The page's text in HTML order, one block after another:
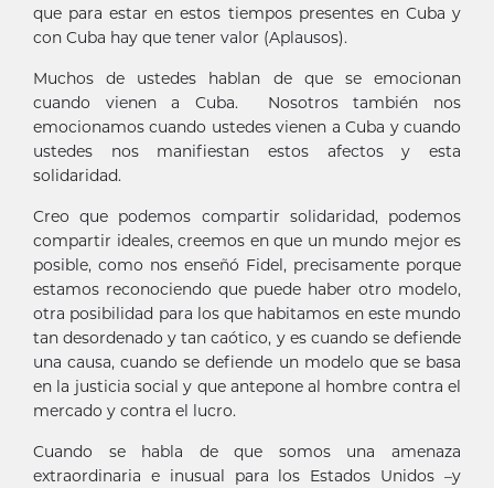
que para estar en estos tiempos presentes en Cuba y
con Cuba hay que tener valor (Aplausos).
Muchos de ustedes hablan de que se emocionan
cuando vienen a Cuba. Nosotros también nos
emocionamos cuando ustedes vienen a Cuba y cuando
ustedes nos manifiestan estos afectos y esta
solidaridad.
Creo que podemos compartir solidaridad, podemos
compartir ideales, creemos en que un mundo mejor es
posible, como nos enseñó Fidel, precisamente porque
estamos reconociendo que puede haber otro modelo,
otra posibilidad para los que habitamos en este mundo
tan desordenado y tan caótico, y es cuando se defiende
una causa, cuando se defiende un modelo que se basa
en la justicia social y que antepone al hombre contra el
mercado y contra el lucro.
Cuando se habla de que somos una amenaza
extraordinaria e inusual para los Estados Unidos –y